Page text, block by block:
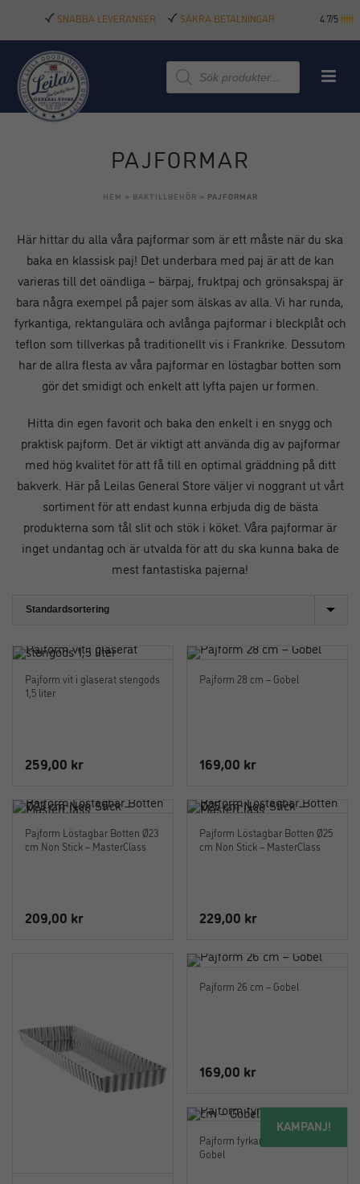
SNABBA LEVERANSER SÄKRA BETALNINGAR 4.7/5
Produktsökning
PAJFORMAR
HEM » BAKTILLBEHÖR » PAJFORMAR
Här hittar du alla våra pajformar som är ett måste när du ska
baka en klassisk paj! Det underbara med paj är att de kan
varieras till det oändliga – bärpaj, fruktpaj och grönsakspaj är
bara några exempel på pajer som älskas av alla. Vi har runda,
fyrkantiga, rektangulära och avlånga pajformar i bleckplåt och
teflon som tillverkas på traditionellt vis i Frankrike. Dessutom
har de allra flesta av våra pajformar en löstagbar botten som
gör det smidigt och enkelt att lyfta pajen ur formen.
Hitta din egen favorit och baka den enkelt i en snygg och
praktisk pajform. Det är viktigt att använda dig av pajformar
med hög kvalitet för att få till en optimal gräddning på ditt
bakverk. Här på Leilas General Store väljer vi noggrant ut vårt
sortiment för att endast kunna erbjuda dig de bästa
produkterna som tål slit och stök i köket. Våra pajformar är
inget undantag och är utvalda för att du ska kunna baka de
mest fantastiska pajerna!
Pajform vit i glaserat stengods
1,5 liter
259,00 kr
Pajform 28 cm – Gobel
169,00 kr
Pajform Löstagbar Botten Ø23
cm Non Stick – MasterClass
209,00 kr
Pajform Löstagbar Botten Ø25
cm Non Stick – MasterClass
229,00 kr
Pajform 26 cm – Gobel
169,00 kr
KAMPANJ!
Pajform fyrkantig 23×23 cm –
Gobel